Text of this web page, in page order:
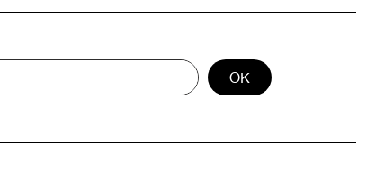
OK